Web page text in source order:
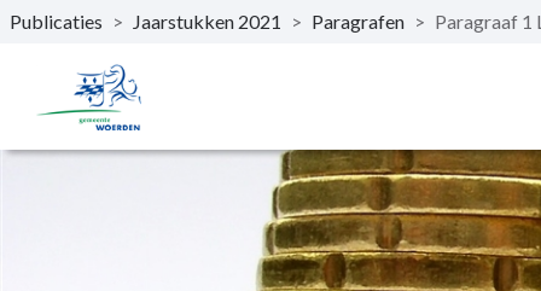
Naar hoofdinhoud
Publicaties > Jaarstukken 2021 > Paragrafen > Paragraaf 1